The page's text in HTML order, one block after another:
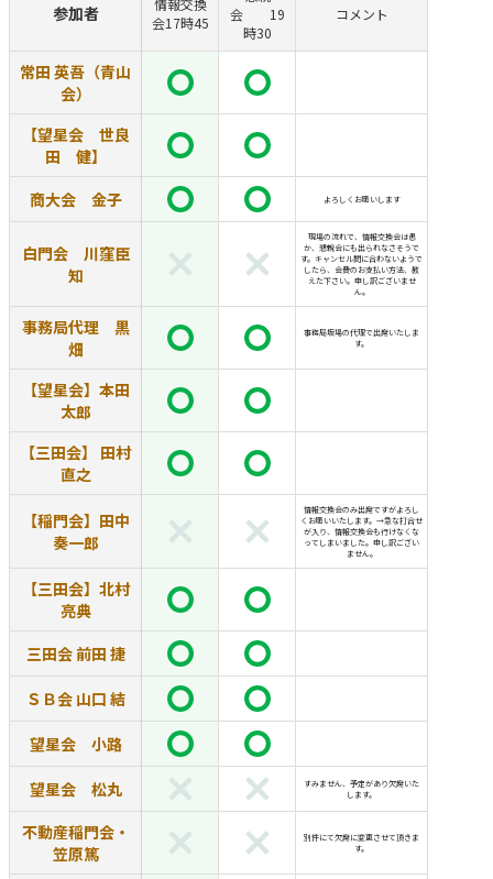
参加者
情報交換
会17時45
会 19
時30
コメント
常田 英吾（青山
会）
【望星会 世良
田 健】
商大会 金子
よろしくお願いします
白門会 川窪臣
知
現場の流れで、情報交換会は愚
か、懇親会にも出られなさそうで
す。キャンセル間に合わないようで
したら、会費のお支払い方法、教
えた下さい。申し訳ございませ
ん。
事務局代理 黒
畑
事務局坂場の代理で出席いたしま
す。
【望星会】本田
太郎
【三田会】 田村
直之
【稲門会】田中
奏一郎
情報交換会のみ出席ですがよろし
くお願いいたします。→急な打合せ
が入り、情報交換会も行けなくな
ってしまいました。申し訳ござい
ません。
【三田会】北村
亮典
三田会 前田 捷
ＳＢ会 山口 結
望星会 小路
望星会 松丸
すみません、予定があり欠席いた
します。
不動産稲門会・
笠原篤
別件にて欠席に変更させて頂きま
す。